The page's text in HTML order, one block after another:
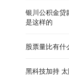
银川公积金贷
是这样的
股票量比有什
黑科技加持